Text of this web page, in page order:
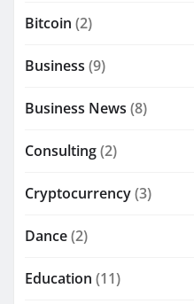
Bitcoin (2)
Business (9)
Business News (8)
Consulting(2)
Cryptocurrency(3)
Dance(2)
Education (11)